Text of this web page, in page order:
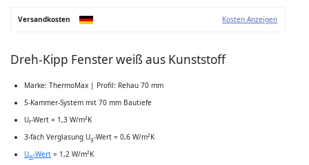
Versandkosten Kosten Anzeigen
Dreh-Kipp Fenster weiß aus Kunststoff
Marke: ThermoMax | Profil: Rehau 70 mm
5-Kammer-System mit 70 mm Bautiefe
Uf-Wert = 1,3 W/m²K
3-fach Verglasung Ug-Wert = 0,6 W/m²K
Uw-Wert = 1,2 W/m²K